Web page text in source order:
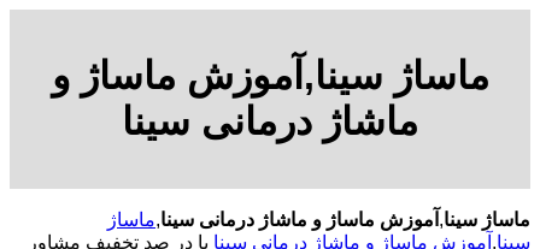
ماساژ سینا,آموزش ماساژ و
ماشاژ درمانی سینا
ماساژ سینا, آموزش ماساژ و ماشاژ درمانی سینا,ماساژ
سینا, آموزش ماساژ و ماشاژ درمانی سینا با در صد تخفیف مشاور